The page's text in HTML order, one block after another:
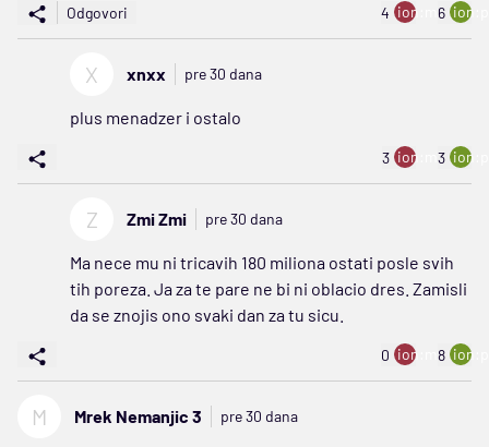
Odgovori 4 ion:minus
6
X xnxx pre 30 dana
plus menadzer i ostalo
3 ion:minus
3
Z Zmi Zmi pre 30 dana
Ma nece mu ni tricavih 180 miliona ostati posle svih
tih poreza. Ja za te pare ne bi ni oblacio dres. Zamisli
da se znojis ono svaki dan za tu sicu.
0 ion:minus
8
M Mrek Nemanjic 3 pre 30 dana